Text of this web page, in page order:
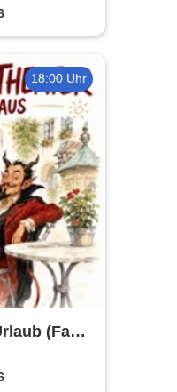
18:00 Uhr
(Fast)